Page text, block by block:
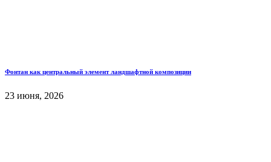
Фонтан как центральный элемент ландшафтной композиции
23 июня, 2026